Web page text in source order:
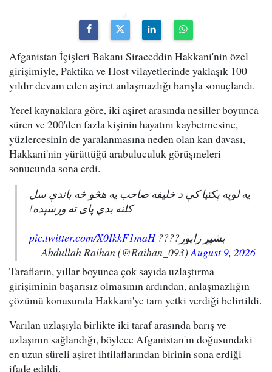
Afganistan İçişleri Bakanı Siraceddin Hakkani'nin özel
girişimiyle, Paktika ve Host vilayetlerinde yaklaşık 100
yıldır devam eden aşiret anlaşmazlığı barışla sonuçlandı.
Yerel kaynaklara göre, iki aşiret arasında nesiller boyunca
süren ve 200'den fazla kişinin hayatını kaybetmesine,
yüzlercesinin de yaralanmasına neden olan kan davası,
Hakkani'nin yürüttüğü arabuluculuk görüşmeleri
sonucunda sona erdi.
په لویه پکتیا کې د خلیفه صاحب په هڅو څه باندې سل
کلنه بدي پای ته ورسېده!
بشپړ راپور????pic.twitter.com/X0IkkF1maH
— Abdullah Raihan (@Raihan_093)August 9, 2026
Tarafların, yıllar boyunca çok sayıda uzlaştırma
girişiminin başarısız olmasının ardından, anlaşmazlığın
çözümü konusunda Hakkani'ye tam yetki verdiği belirtildi.
Varılan uzlaşıyla birlikte iki taraf arasında barış ve
uzlaşının sağlandığı, böylece Afganistan'ın doğusundaki
en uzun süreli aşiret ihtilaflarından birinin sona erdiği
ifade edildi.